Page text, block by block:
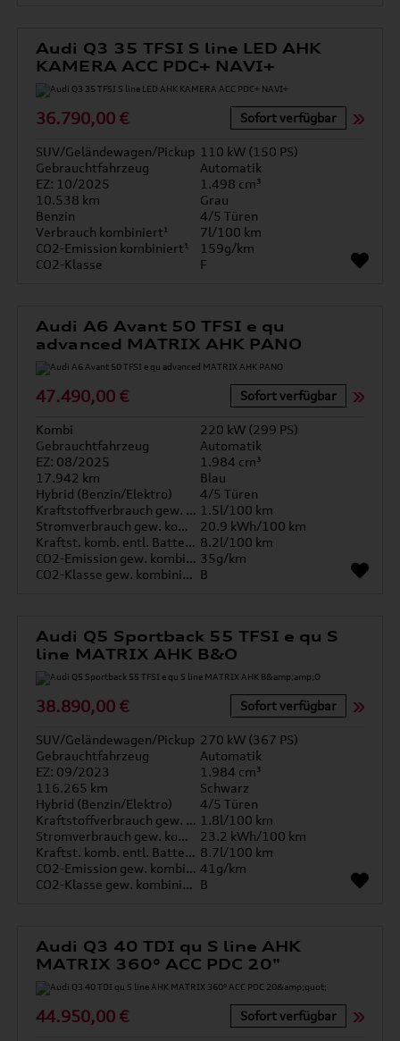
Audi Q3 35 TFSI S line LED AHK
KAMERA ACC PDC+ NAVI+
36.790,00 € Sofort verfügbar
SUV/Geländewagen/Pickup 110 kW (150 PS)
Gebrauchtfahrzeug
Automatik
EZ: 10/2025
1.498 cm³
10.538 km
Grau
Benzin
4/5 Türen
Verbrauch kombiniert¹
7l/100 km
CO2-Emission kombiniert¹
159g/km
CO2-Klasse
F
Audi A6 Avant 50 TFSI e qu
advanced MATRIX AHK PANO
47.490,00 € Sofort verfügbar
Kombi
220 kW (299 PS)
Gebrauchtfahrzeug
Automatik
EZ: 08/2025
1.984 cm³
17.942 km
Blau
Hybrid (Benzin/Elektro)
4/5 Türen
Kraftstoffverbrauch gew. kombiniert 1.5l/100 km
Stromverbrauch gew. kombiniert
20.9 kWh/100 km
Kraftst. komb. entl. Batterie 8.2l/100 km
CO2-Emission gew. kombiniert 35g/km
CO2-Klasse gew. kombiniert B
Audi Q5 Sportback 55 TFSI e qu S
line MATRIX AHK B&O
38.890,00 € Sofort verfügbar
SUV/Geländewagen/Pickup 270 kW (367 PS)
Gebrauchtfahrzeug
Automatik
EZ: 09/2023
1.984 cm³
116.265 km
Schwarz
Hybrid (Benzin/Elektro)
4/5 Türen
Kraftstoffverbrauch gew. kombiniert 1.8l/100 km
Stromverbrauch gew. kombiniert
23.2 kWh/100 km
Kraftst. komb. entl. Batterie 8.7l/100 km
CO2-Emission gew. kombiniert 41g/km
CO2-Klasse gew. kombiniert B
Audi Q3 40 TDI qu S line AHK
MATRIX 360° ACC PDC 20"
44.950,00 € Sofort verfügbar